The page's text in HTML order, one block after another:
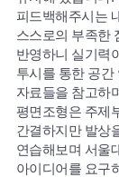
피드백해주시는
스스로의 부족한
반영하니 실기력
투시를 통한 공간
자료들을 참고하
평면조형은 주제
간결하지만 발상
연습해보며 서울
아이디어를 요구